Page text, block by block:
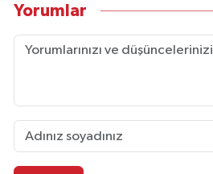
Yorumlar